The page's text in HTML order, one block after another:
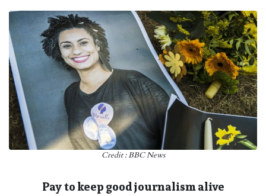
Credit : BBC News
Pay to keep good journalism alive